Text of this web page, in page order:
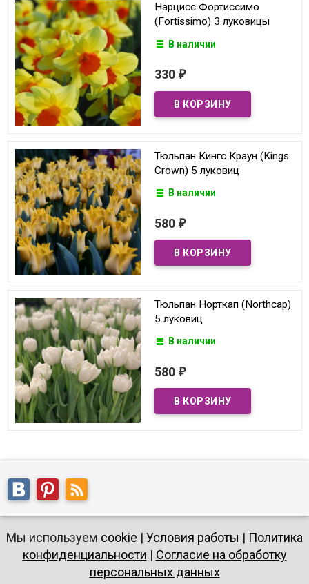
Нарцисс Фортиссимо
(Fortissimo) 3 луковицы
В наличии
330 ₽
Тюльпан Кингс Краун (Kings
Crown) 5 луковиц
В наличии
580 ₽
Тюльпан Норткап (Northcap)
5 луковиц
В наличии
580 ₽
Мы используем cookie | Условия работы | Политика
конфиденциальности | Согласие на обработку
персональных данных